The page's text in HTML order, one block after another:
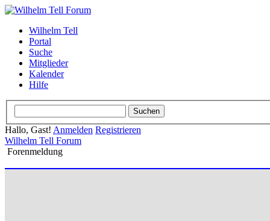
Wilhelm Tell
Portal
Suche
Mitglieder
Kalender
Hilfe
Hallo, Gast! Anmelden Registrieren
Wilhelm Tell Forum
Forenmeldung